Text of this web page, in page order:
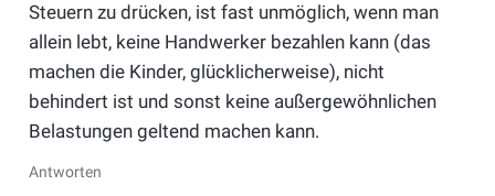
Steuern zu drücken, ist fast unmöglich, wenn man
allein lebt, keine Handwerker bezahlen kann (das
machen die Kinder, glücklicherweise), nicht
behindert ist und sonst keine außergewöhnlichen
Belastungen geltend machen kann.
Antworten